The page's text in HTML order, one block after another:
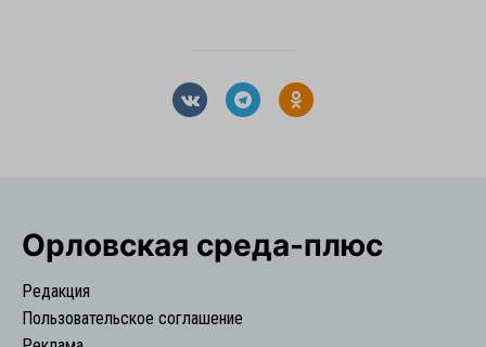
Орловская cреда-плюс
Редакция
Пользовательское соглашение